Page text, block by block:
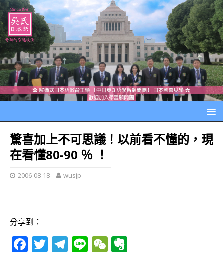
驚喜加上不可思議！以前看不懂的，現
在看懂80-90 ％ ！
2006-08-18 wusjp
分享到：
F T T Li W